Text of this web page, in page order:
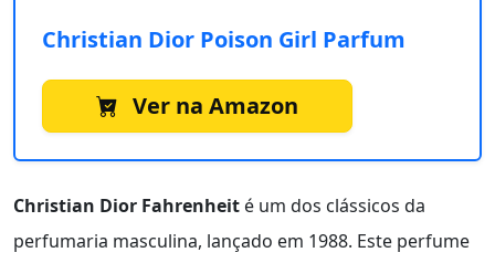
Christian Dior Poison Girl Parfum
Ver na Amazon
Christian Dior Fahrenheit é um dos clássicos da
perfumaria masculina, lançado em 1988. Este perfume